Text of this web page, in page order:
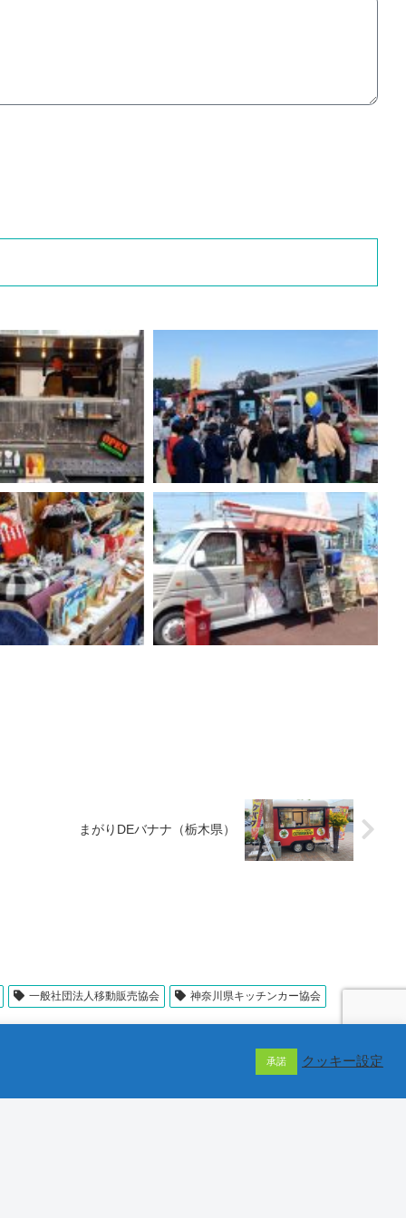
まがりDEバナナ（栃木県）
一般社団法人移動販売協会 神奈川県キッチンカー協会
承諾 クッキー設定